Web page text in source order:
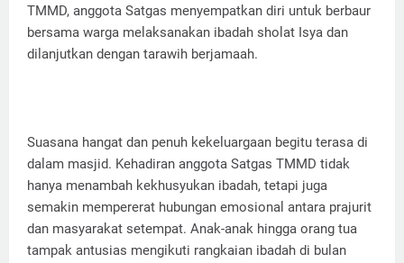
TMMD, anggota Satgas menyempatkan diri untuk berbaur
bersama warga melaksanakan ibadah sholat Isya dan
dilanjutkan dengan tarawih berjamaah.
Suasana hangat dan penuh kekeluargaan begitu terasa di
dalam masjid. Kehadiran anggota Satgas TMMD tidak
hanya menambah kekhusyukan ibadah, tetapi juga
semakin mempererat hubungan emosional antara prajurit
dan masyarakat setempat. Anak-anak hingga orang tua
tampak antusias mengikuti rangkaian ibadah di bulan